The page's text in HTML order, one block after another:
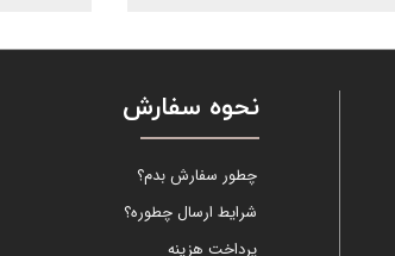
نحوه سفارش
چطور سفارش بدم؟
شرایط ارسال چطوره؟
پرداخت هزینه